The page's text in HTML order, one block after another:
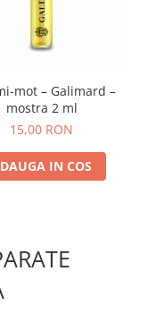
mot – Galimard –
mostra 2 ml
15,00 RON
IN COS